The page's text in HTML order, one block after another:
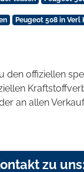
Peugeot 508 in Verl
offiziellen
an allen
zu uns: